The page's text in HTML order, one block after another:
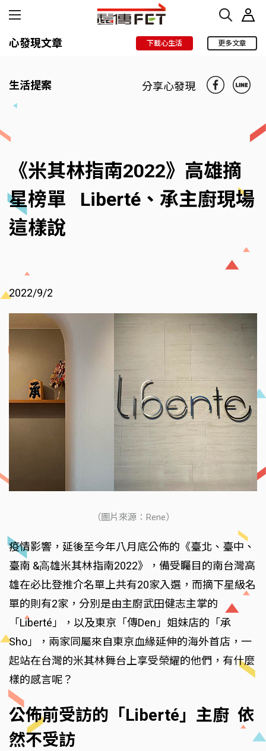
心發現文章 下載心生活 更多文章
生活提案 分享心發現
《米其林指南2022》高雄摘
星榜單 Liberté、承主廚現場
這樣說
2022/9/2
（圖片來源：Rene）
疫情影響，延後至今年八月底公佈的《臺北、臺中、
臺南 &⾼雄米其林指南2022》，備受矚目的南台灣高
雄在必比登推介名單上共有20家入選，而摘下星級名
單的則有2家，分別是由主廚武田健志主掌的
「Liberté」，以及東京「傳Den」姐妹店的「承
Sho」，兩家同屬來自東京血緣延伸的海外首店，一
起站在台灣的米其林舞台上享受榮耀的他們，有什麼
樣的感言呢？
公佈前受訪的「Liberté」主廚 依
然不受訪